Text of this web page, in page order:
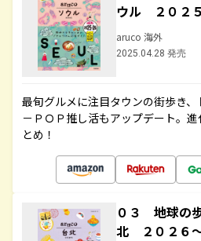
ウル ２０２
aruco 海外
2025.04.28 発売
最旬グルメに注目タウンの街歩き
－ＰＯＰ推し活もアップデート。
とめ！
０３ 地球の
北 ２０２６